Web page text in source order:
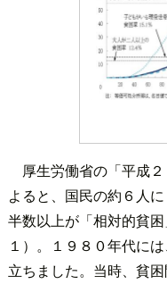
厚生労働省の「平成
よると、国民の約６人
半数以上が「相対的貧
１）。１９８０年代に
立ちました。当時、貧